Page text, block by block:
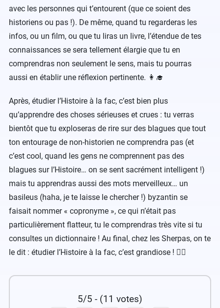
avec les personnes qui t’entourent (que ce soient des
historiens ou pas !). De même, quand tu regarderas les
infos, ou un film, ou que tu liras un livre, l’étendue de tes
connaissances se sera tellement élargie que tu en
comprendras non seulement le sens, mais tu pourras
aussi en établir une réflexion pertinente. 👩‍🎓
Après, étudier l’Histoire à la fac, c’est bien plus
qu’apprendre des choses sérieuses et crues : tu verras
bientôt que tu exploseras de rire sur des blagues que tout
ton entourage de non-historien ne comprendra pas (et
c’est cool, quand les gens ne comprennent pas des
blagues sur l’Histoire… on se sent sacrément intelligent !)
mais tu apprendras aussi des mots merveilleux… un
basileus (haha, je te laisse le chercher !) byzantin se
faisait nommer « copronyme », ce qui n’était pas
particulièrement flatteur, tu le comprendras très vite si tu
consultes un dictionnaire ! Au final, chez les Sherpas, on te
le dit : étudier l’Histoire à la fac, c’est grandiose ! 🕵️‍♂️
5/5 - (11 votes)